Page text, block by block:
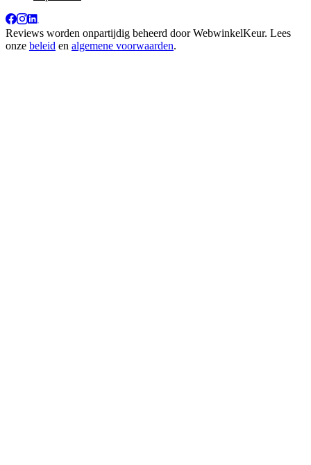
Reviews worden onpartijdig beheerd doorWebwinkelKeur. Lees
onze beleid en algemene voorwaarden.